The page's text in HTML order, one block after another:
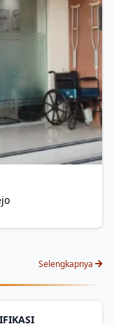
Selengkapnya